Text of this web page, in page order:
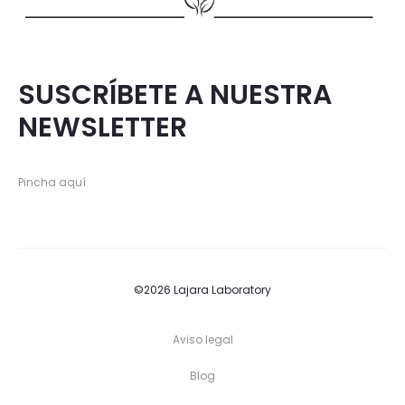
SUSCRÍBETE A NUESTRA
NEWSLETTER
Pincha aquí
©2026 Lajara Laboratory
Aviso legal
Blog